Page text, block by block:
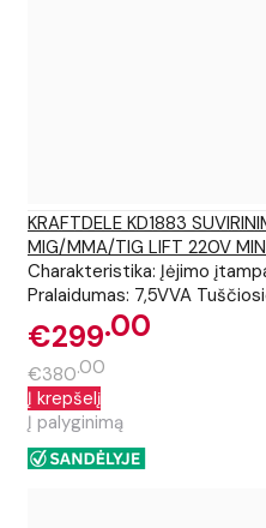
KRAFTDELE KD1883
MIG/MMA/TIG LIFT 220V
Charakteristika: Įėjimo
Pralaidumas: 7,5VVA
€299 00
€380 00
Į krepšelį
Į palyginimą